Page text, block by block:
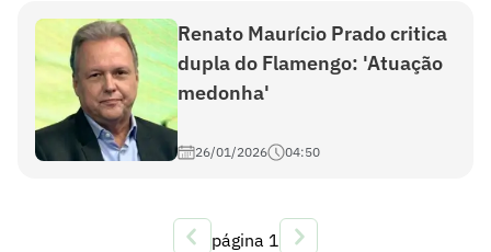
Renato Maurício Prado critica
dupla do Flamengo: 'Atuação
medonha'
26/01/2026 04:50
página 1